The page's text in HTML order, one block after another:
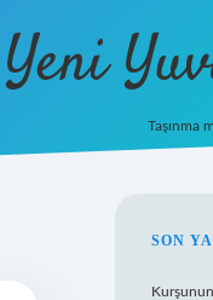
Yeni
Taşınma
SON